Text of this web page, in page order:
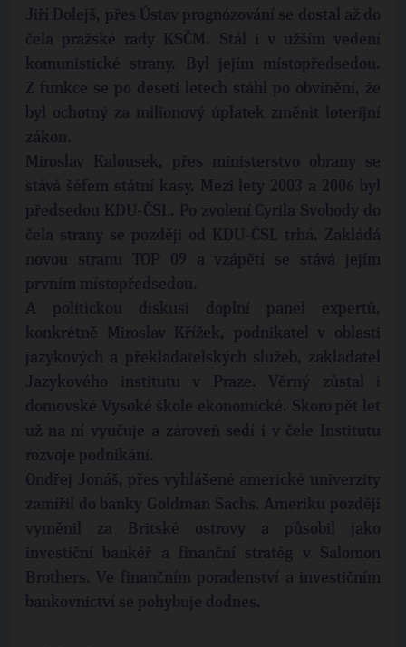
Jiří Dolejš, přes Ústav prognózování se dostal až do
čela pražské rady KSČM. Stál i v užším vedení
komunistické strany. Byl jejím místopředsedou.
Z funkce se po deseti letech stáhl po obvinění, že
byl ochotný za milionový úplatek změnit loterijní
zákon.
Miroslav Kalousek, přes ministerstvo obrany se
stává šéfem státní kasy. Mezi lety 2003 a 2006 byl
předsedou KDU-ČSL. Po zvolení Cyrila Svobody do
čela strany se později od KDU-ČSL trhá. Zakládá
novou stranu TOP 09 a vzápětí se stává jejím
prvním místopředsedou.
A politickou diskusi doplní panel expertů,
konkrétně Miroslav Křížek, podnikatel v oblasti
jazykových a překladatelských služeb, zakladatel
Jazykového institutu v Praze. Věrný zůstal i
domovské Vysoké škole ekonomické. Skoro pět let
už na ní vyučuje a zároveň sedí i v čele Institutu
rozvoje podnikání.
Ondřej Jonáš, přes vyhlášené americké univerzity
zamířil do banky Goldman Sachs. Ameriku později
vyměnil za Britské ostrovy a působil jako
investiční bankéř a finanční stratég v Salomon
Brothers. Ve finančním poradenství a investičním
bankovnictví se pohybuje dodnes.